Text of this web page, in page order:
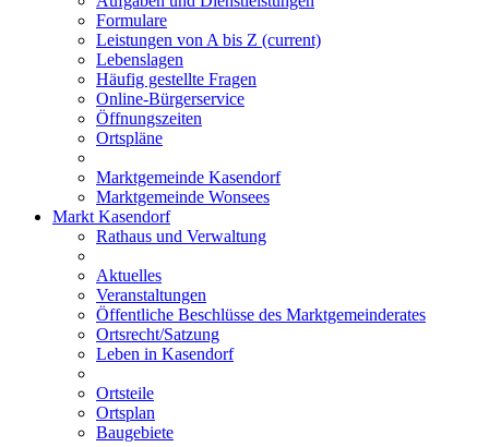
Formulare
Leistungen von A bis Z (current)
Lebenslagen
Häufig gestellte Fragen
Online-Bürgerservice
Öffnungszeiten
Ortspläne
Marktgemeinde Kasendorf
Marktgemeinde Wonsees
Markt Kasendorf
Rathaus und Verwaltung
Aktuelles
Veranstaltungen
Öffentliche Beschlüsse des Marktgemeinderates
Ortsrecht/Satzung
Leben in Kasendorf
Ortsteile
Ortsplan
Baugebiete